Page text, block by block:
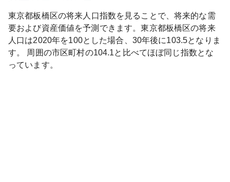
東京都板橋区の将来人口指数を見ることで、将来的な需
要および資産価値を予測できます。東京都板橋区の将来
人口は2020年を100とした場合、30年後に103.5となりま
す。
周囲の市区町村の104.1と比べてほぼ同じ指数とな
っています。